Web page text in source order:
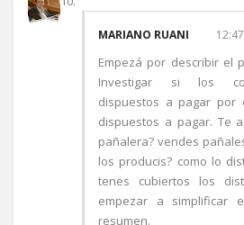
MARIANO RUANI
Empezá por describir el
Investigar si los
dispuestos a pagar por
dispuestos a pagar. Te
pañalera? vendes
los producis? como lo
tenes cubiertos los
empezar a simplificar
resumen.